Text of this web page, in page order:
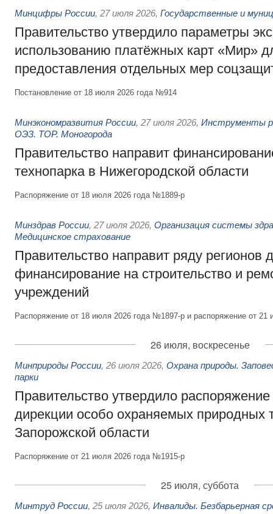
Минцифры России, 27 июля 2026, Государственные и
Правительство утвердило параметры
использованию платёжных карт «Мир»
предоставления отдельных мер
Постановление от 18 июля 2026 года №914
Минэкономразвития России, 27 июля 2026, Инструменты
ОЭЗ. ТОР. Моногорода
Правительство направит
технопарка в Нижегородской области
Распоряжение от 18 июля 2026 года №1889-р
Минздрав России, 27 июля 2026, Организация системы
Медицинское страхование
Правительство направит ряду регионов
финансирование на строительство и
учреждений
Распоряжение от 18 июля 2026 года №1897-р и распоряжение от
26 июля, воскресенье
Минприроды России, 26 июля 2026, Охрана природы.
парки
Правительство утвердило
дирекции особо охраняемых природных
Запорожской области
Распоряжение от 21 июля 2026 года №1915-р
25 июля, суббота
Минтруд России, 25 июля 2026, Инвалиды. Безбарьерная